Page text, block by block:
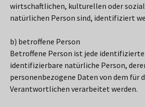
wirtschaftlichen, kulturellen oder
natürlichen Person sind, identifiziert
b) betroffene Person
Betroffene Person ist jede
identifizierbare natürliche Person,
personenbezogene Daten von dem für
Verantwortlichen verarbeitet werden.